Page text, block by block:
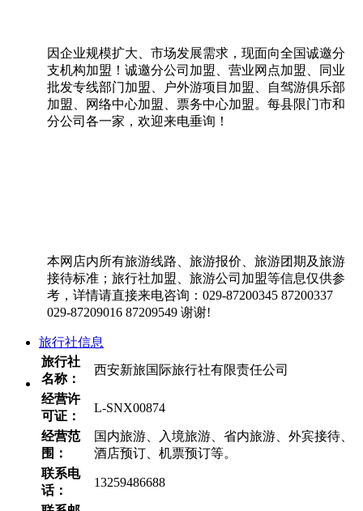
因企业规模扩大、市场发展需求，现面向全国诚邀分
支机构加盟！诚邀分公司加盟、营业网点加盟、同业
批发专线部门加盟、户外游项目加盟、自驾游俱乐部
加盟、网络中心加盟、票务中心加盟。每县限门市和
分公司各一家，欢迎来电垂询！
本网店内所有旅游线路、旅游报价、旅游团期及旅游
接待标准；旅行社加盟、旅游公司加盟等信息仅供参
考，详情请直接来电咨询：029-87200345 87200337
029-87209016 87209549 谢谢!
旅行社信息
旅行社
名称：
西安新旅国际旅行社有限责任公司
经营许
可证：
L-SNX00874
经营范
围：
国内旅游、入境旅游、省内旅游、外宾接待、
酒店预订、机票预订等。
联系电
话：
13259486688